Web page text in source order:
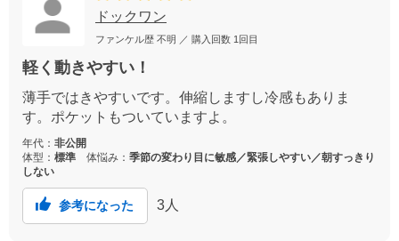
ドックワン
ファンケル歴 不明 ／ 購入回数 1回目
軽く動きやすい！
薄手ではきやすいです。伸縮しますし冷感もありま
す。ポケットもついていますよ。
年代： 非公開
体型： 標準 体悩み： 季節の変わり目に敏感／緊張しやすい／朝すっきり
しない
参考になった 3人